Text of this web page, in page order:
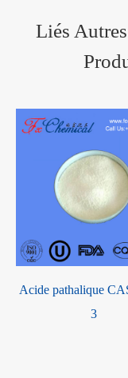
Liés
Acide pathalique
3